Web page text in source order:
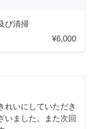
び清掃
¥6,000
れいにしていただき
いました。また次回